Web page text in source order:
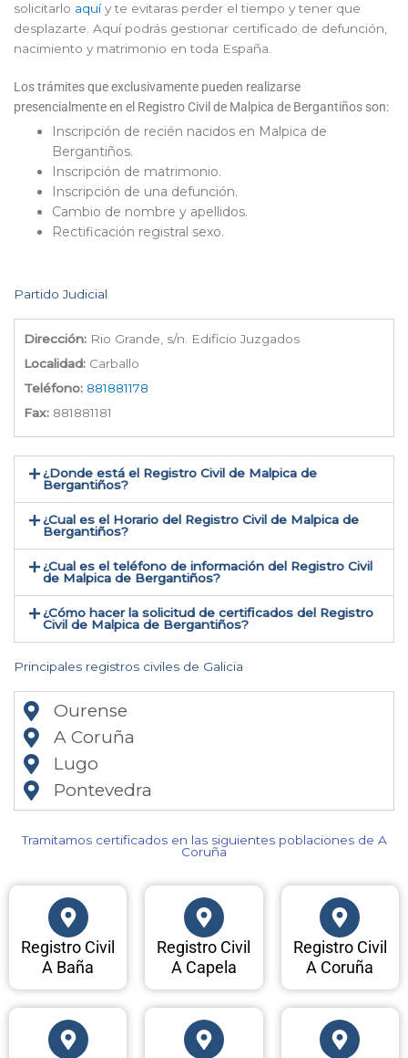
solicitarlo aquíy te evitaras perder el tiempo y tener que
desplazarte. Aquí podrás gestionar certificado de defunción,
nacimiento y matrimonio en toda España.
Los trámites que exclusivamente pueden realizarse
presencialmente en el Registro Civil de Malpica de Bergantiños son:
Inscripción de recién nacidos en Malpica de
Bergantiños.
Inscripción de matrimonio.
Inscripción de una defunción.
Cambio de nombre y apellidos.
Rectificación registral sexo.
Partido Judicial
Dirección: Rio Grande, s/n. Edificio Juzgados
Localidad: Carballo
Teléfono: 881881178
Fax: 881881181
¿Donde está el Registro Civil de Malpica de
Bergantiños​?
¿Cual es el Horario del Registro Civil de Malpica de
Bergantiños?
¿Cual es el teléfono de información del Registro Civil
de Malpica de Bergantiños​?
¿Cómo hacer la solicitud de certificados del Registro
Civil de Malpica de Bergantiños​?
Principales registros civiles de Galicia
Ourense
A Coruña
Lugo
Pontevedra
Tramitamos certificados en las siguientes poblaciones de A
Coruña​
Registro Civil
A Baña
Registro Civil
A Capela
Registro Civil
A Coruña